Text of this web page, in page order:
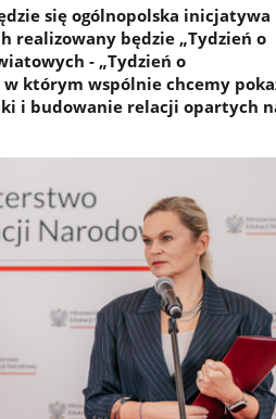
się ogólnopolska inicjatywa
realizowany będzie „Tydzień o
- „Tydzień o
w którym wspólnie chcemy
i budowanie relacji opartych